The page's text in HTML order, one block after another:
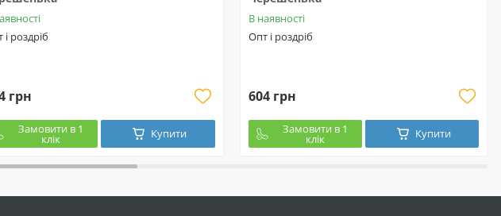
і роздріб
грн
Замовити в 1
клік Купити
В наявності
Опт і роздріб
604 грн
Замовити в 1
клік Купити